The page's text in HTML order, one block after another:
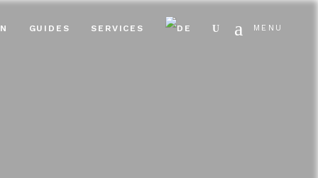
MENU
GUIDES SERVICES Search